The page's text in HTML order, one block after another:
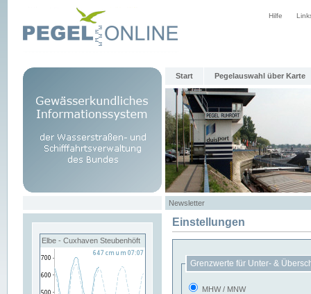
Hilfe
Start Pegelauswahl über Karte
Newsletter
Elbe - Cuxhaven Steubenhöft
Einstellungen
Grenzwerte für Unter- &
MHW / MNW